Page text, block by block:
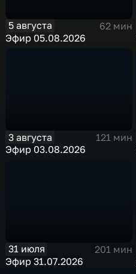
5 августа
62 мин
Эфир 05.08.2026
3 августа
121 мин
Эфир 03.08.2026
31 июля
201 мин
Эфир 31.07.2026